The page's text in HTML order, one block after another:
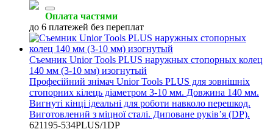
Оплата частями
до 6 платежей без переплат
Съемник Unior Tools PLUS наружных стопорных колец
140 мм (3-10 мм) изогнутый
Професійний знімач Unior Tools PLUS для зовнішніх
стопорних кілець діаметром 3-10 мм. Довжина 140 мм.
Вигнуті кінці ідеальні для роботи навколо перешкод.
Виготовлений з міцної сталі. Диповане руків’я (DP).
621195-534PLUS/1DP